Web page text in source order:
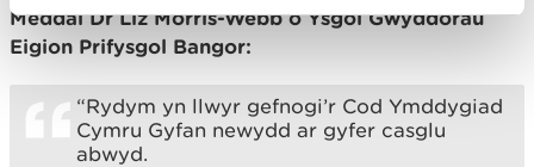
Meddai Dr Liz Morris-Webb o Ysgol Gwyddorau
Eigion Prifysgol Bangor:
“Rydym yn llwyr gefnogi’r Cod Ymddygiad
Cymru Gyfan newydd ar gyfer casglu
abwyd.